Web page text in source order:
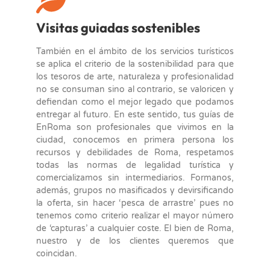
Visitas guiadas sostenibles
También en el ámbito de los servicios turísticos
se aplica el criterio de la sostenibilidad para que
los tesoros de arte, naturaleza y profesionalidad
no se consuman sino al contrario, se valoricen y
defiendan como el mejor legado que podamos
entregar al futuro. En este sentido, tus guías de
EnRoma son profesionales que vivimos en la
ciudad, conocemos en primera persona los
recursos y debilidades de Roma, respetamos
todas las normas de legalidad turística y
comercializamos sin intermediarios. Formanos,
además, grupos no masificados y devirsificando
la oferta, sin hacer ‘pesca de arrastre’ pues no
tenemos como criterio realizar el mayor número
de ‘capturas’ a cualquier coste. El bien de Roma,
nuestro y de los clientes queremos que
coincidan.